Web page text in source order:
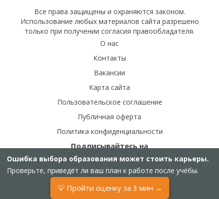
Все права защищены и охраняются законом.
Использование любых материалов сайта разрешено
только при получении согласия правообладателя.
О нас
Контакты
Вакансии
Карта сайта
Пользовательское соглашение
Публичная оферта
Политика конфиденциальности
Подписывайтесь на
наши соц.сети:
Ошибка выбора образования может стоить карьеры.
Проверьте, приведёт ли ваш план к работе после учёбы.
💡 Пройти оценку за 3 мин →